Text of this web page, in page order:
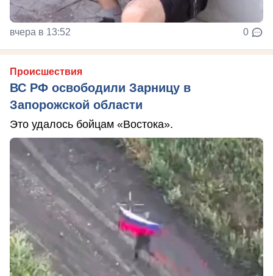
вчера в 13:52 0
Происшествия
ВС РФ освободили Зарницу в
Запорожской области
Это удалось бойцам «Востока».